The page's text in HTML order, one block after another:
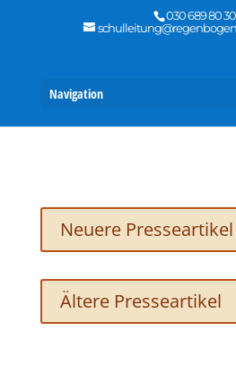
030 689 80 30
Navigation
Neuere Presseartikel
Ältere Presseartikel